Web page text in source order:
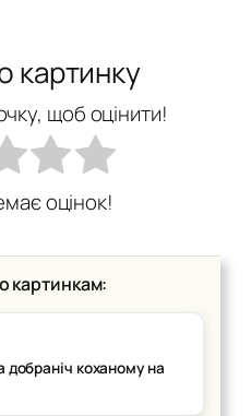
картинку
щоб оцінити!
оцінок!
картинкам:
коханому на